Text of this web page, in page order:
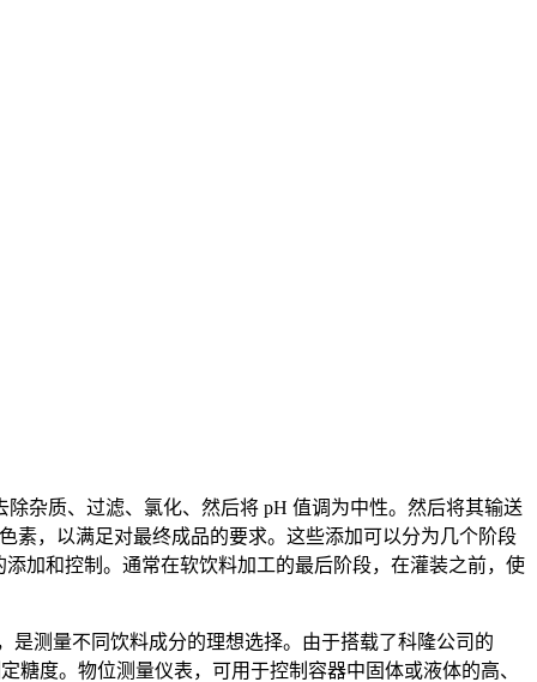
杂质、过滤、氯化、然后将 pH 值调为中性。然后将其输送
素，以满足对最终成品的要求。这些添加可以分为几个阶段
加和控制。通常在软饮料加工的最后阶段，在灌装之前，使
测量不同饮料成分的理想选择。由于搭载了科隆公司的
度。物位测量仪表，可用于控制容器中固体或液体的高、